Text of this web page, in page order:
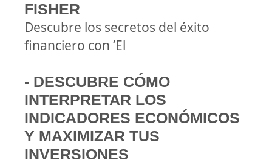
FISHER
Descubre los secretos del éxito
financiero con ‘El
- DESCUBRE CÓMO
INTERPRETAR LOS
INDICADORES ECONÓMICOS
Y MAXIMIZAR TUS
INVERSIONES